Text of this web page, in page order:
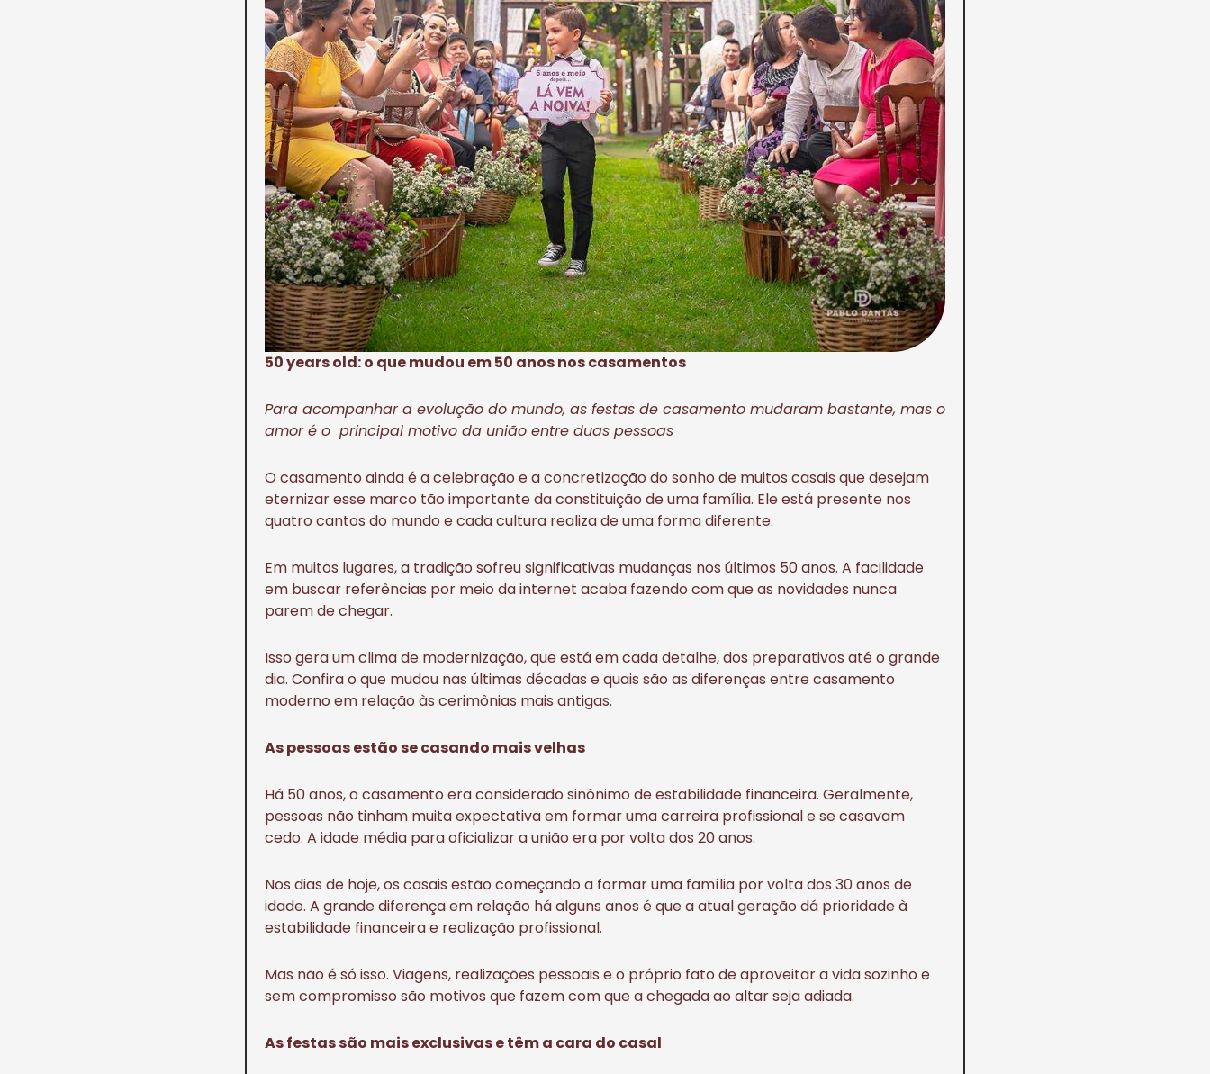
50 years old: o que mudou em 50 anos nos casamentos
Para acompanhar a evolução do mundo, as festas de casamento mudaram bastante, mas o
amor é o principal motivo da união entre duas pessoas
O casamento ainda é a celebração e a concretização do sonho de muitos casais que desejam
eternizar esse marco tão importante da constituição de uma família. Ele está presente nos
quatro cantos do mundo e cada cultura realiza de uma forma diferente.
Em muitos lugares, a tradição sofreu significativas mudanças nos últimos 50 anos. A facilidade
em buscar referências por meio da internet acaba fazendo com que as novidades nunca
parem de chegar.
Isso gera um clima de modernização, que está em cada detalhe, dos preparativos até o grande
dia. Confira o que mudou nas últimas décadas e quais são as diferenças entre casamento
moderno em relação às cerimônias mais antigas.
As pessoas estão se casando mais velhas
Há 50 anos, o casamento era considerado sinônimo de estabilidade financeira. Geralmente,
pessoas não tinham muita expectativa em formar uma carreira profissional e se casavam
cedo. A idade média para oficializar a união era por volta dos 20 anos.
Nos dias de hoje, os casais estão começando a formar uma família por volta dos 30 anos de
idade. A grande diferença em relação há alguns anos é que a atual geração dá prioridade à
estabilidade financeira e realização profissional.
Mas não é só isso. Viagens, realizações pessoais e o próprio fato de aproveitar a vida sozinho e
sem compromisso são motivos que fazem com que a chegada ao altar seja adiada.
As festas são mais exclusivas e têm a cara do casal